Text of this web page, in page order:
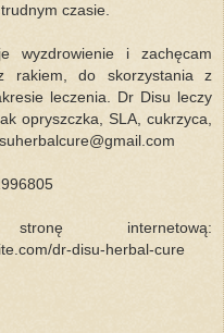
czasie.
wyzdrowienie i zachęcam
rakiem, do skorzystania z
leczenia. Dr Disu leczy
opryszczka, SLA, cukrzyca,
internetową:
dr-disu-herbal-cure